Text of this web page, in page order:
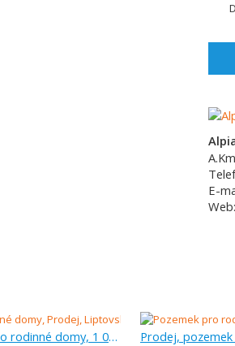
E-
Web:
Prodej, pozemek pro rodinné domy, 1 034 m